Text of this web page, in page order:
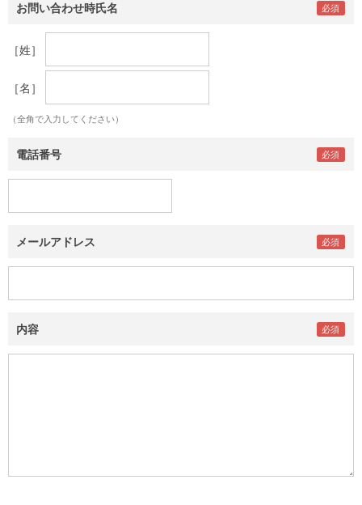
お問い合わせ時氏名
［姓］
［名］
（全角で入力してください）
電話番号
メールアドレス
内容